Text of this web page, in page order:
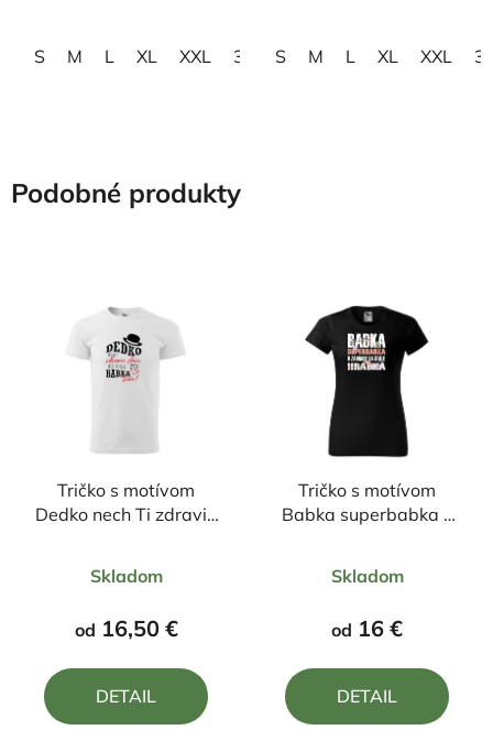
S M L XL XXL 3XL 4XL
S M L XL XXL
Podobné produkty
Tričko s motívom
Dedko nech Ti zdravie
hodnotenie
produktu
je
z
Skladom
od 16,50 €
DETAIL
Tričko s motívom
Babka superbabka v
hodnotenie
produktu
z
Skladom
od 16 €
DETAIL